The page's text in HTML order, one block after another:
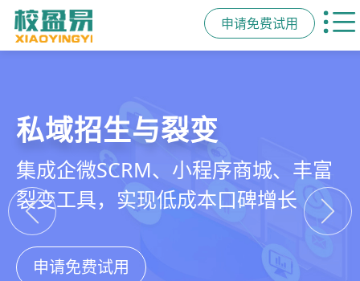
申请免费试用
教培行业CRM
以学员为中心，打通从引流、转化、
教学到复购转介绍的全生命周期增长
引擎
智能销售漏斗
线索自动分配、标准化跟单、试听转
化分析，打造高绩效招生团队
申请免费试用
精细化客户运营
360°学员画像、自动化服务流程、智
能续费预警，深度挖掘学员长期价值
申请免费试用
私域招生与裂变
集成企微SCRM、小程序商城、丰富
裂变工具，实现低成本口碑增长
申请免费试用